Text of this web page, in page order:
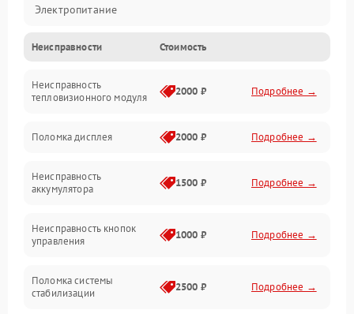
Электропитание
Измерения
Матрица
Неисправности Стоимость
Неисправность
тепловизионного модуля
2000 ₽ Подробнее →
Поломка дисплея 2000 ₽ Подробнее →
Неисправность
аккумулятора
1500 ₽ Подробнее →
Неисправность кнопок
управления
1000 ₽ Подробнее →
Поломка системы
стабилизации
2500 ₽ Подробнее →